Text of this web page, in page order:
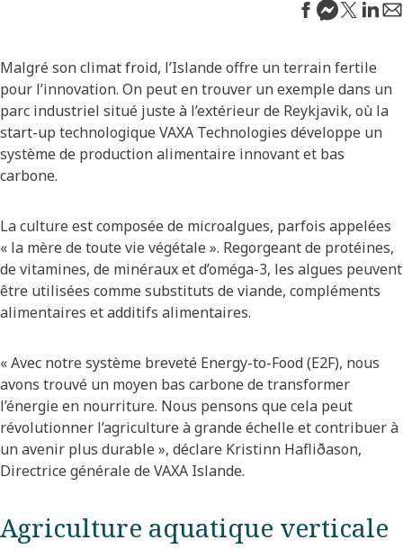
Malgré son climat froid, l’Islande offre un terrain fertile
pour l’innovation. On peut en trouver un exemple dans un
parc industriel situé juste à l’extérieur de Reykjavik, où la
start-up technologique VAXA Technologies développe un
système de production alimentaire innovant et bas
carbone.
La culture est composée de microalgues, parfois appelées
« la mère de toute vie végétale ». Regorgeant de protéines,
de vitamines, de minéraux et d’oméga-3, les algues peuvent
être utilisées comme substituts de viande, compléments
alimentaires et additifs alimentaires.
« Avec notre système breveté Energy-to-Food (E2F), nous
avons trouvé un moyen bas carbone de transformer
l’énergie en nourriture. Nous pensons que cela peut
révolutionner l’agriculture à grande échelle et contribuer à
un avenir plus durable », déclare Kristinn Hafliðason,
Directrice générale de VAXA Islande.
Agriculture aquatique verticale